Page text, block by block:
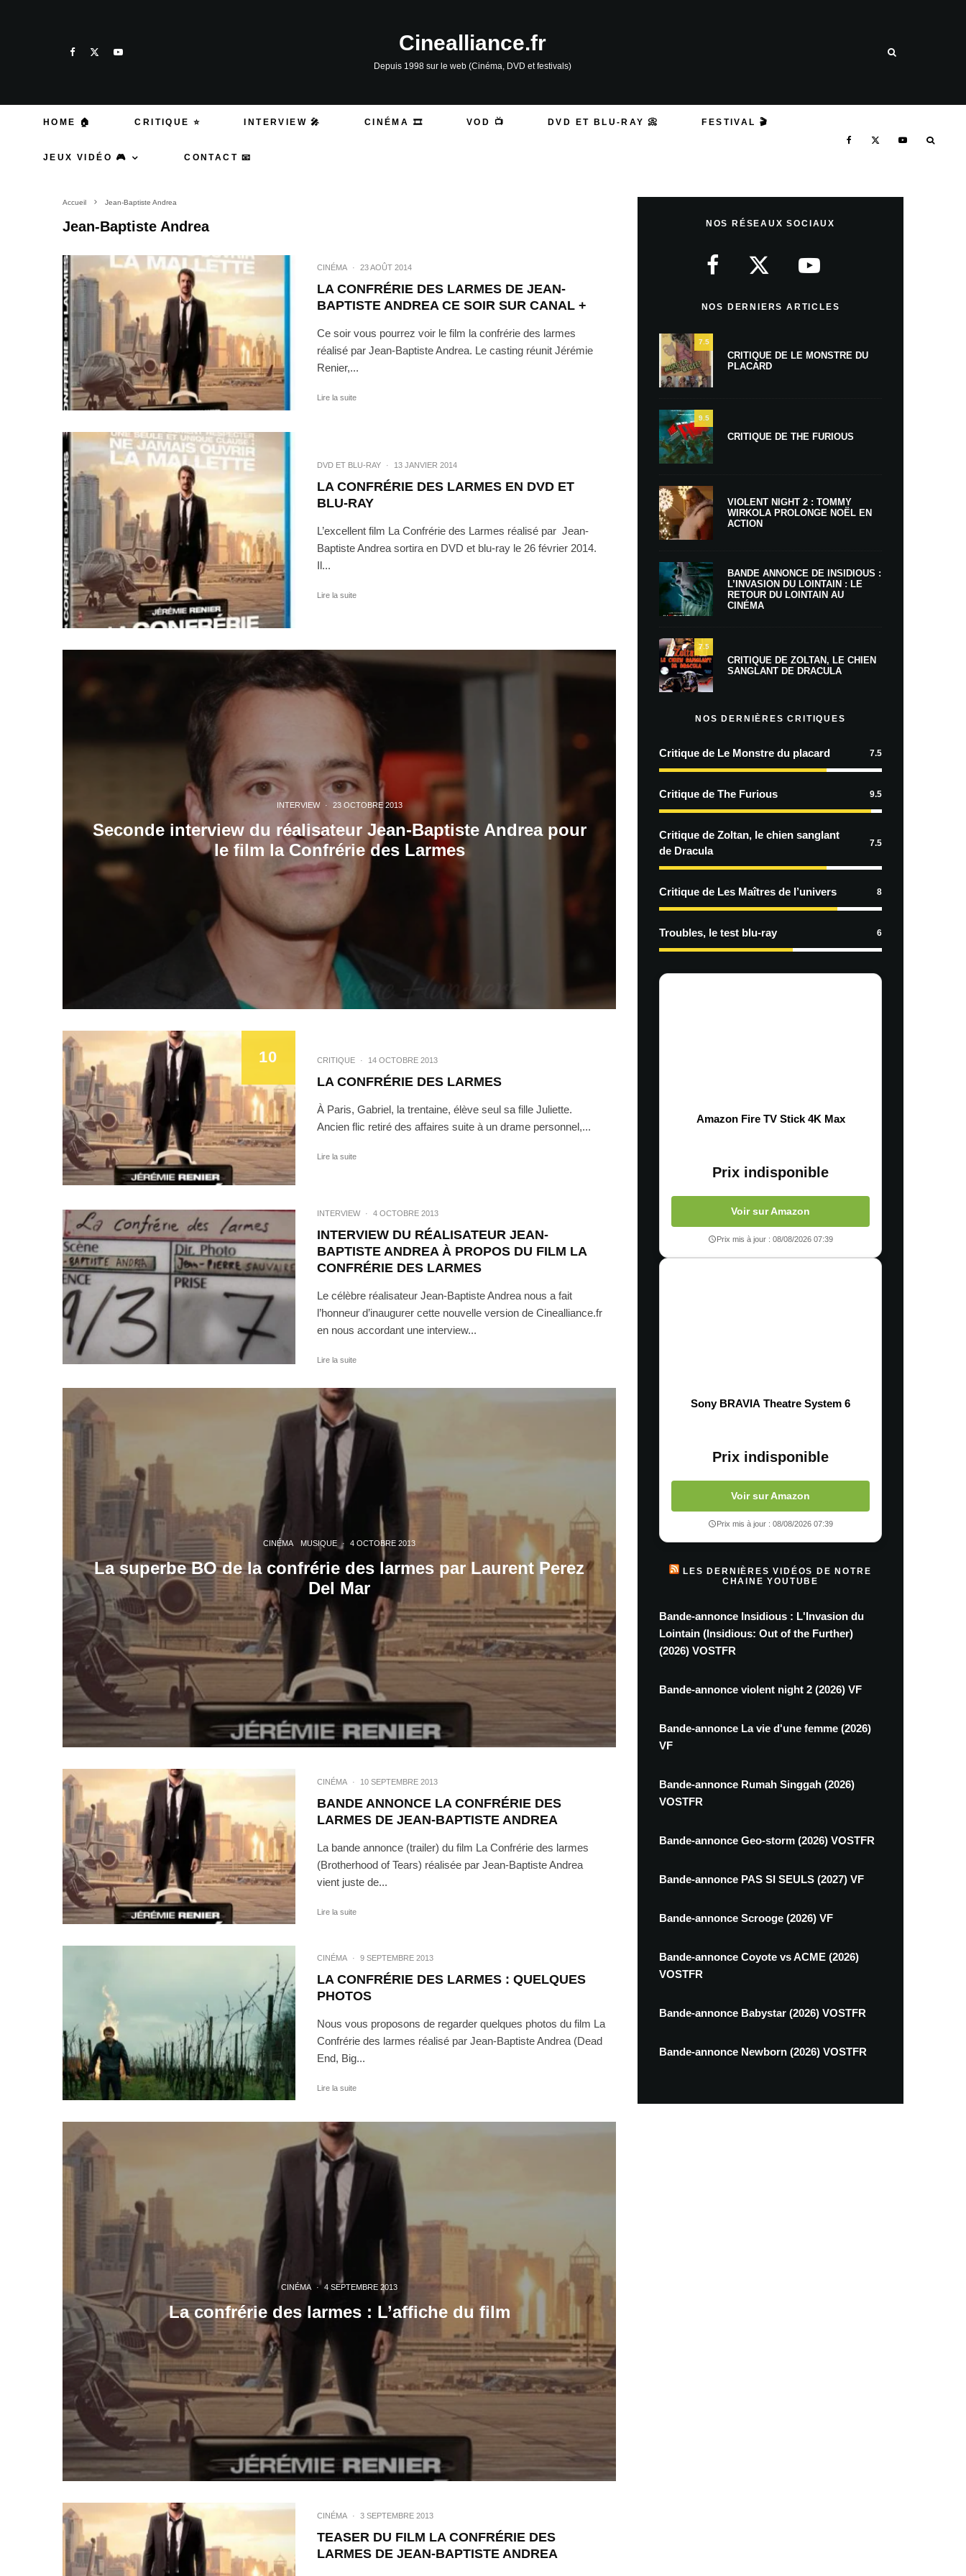
Cinealliance.fr
Depuis 1998 sur le web (Cinéma, DVD et festivals)
HOME 🏠 CRITIQUE ⭐ INTERVIEW 🎤 CINÉMA 🎞️ VOD 📺 DVD ET BLU-RAY 📀 FESTIVAL 🎬
JEUX VIDÉO 🎮 CONTACT 📧
Accueil Jean-Baptiste Andrea
Jean-Baptiste Andrea
CINÉMA · 23 AOÛT 2014
LA CONFRÉRIE DES LARMES DE JEAN-
BAPTISTE ANDREA CE SOIR SUR CANAL +
Ce soir vous pourrez voir le film la confrérie des larmes
réalisé par Jean-Baptiste Andrea. Le casting réunit Jérémie
Renier,...
Lire la suite
DVD ET BLU-RAY · 13 JANVIER 2014
LA CONFRÉRIE DES LARMES EN DVD ET
BLU-RAY
L’excellent film La Confrérie des Larmes réalisé par Jean-
Baptiste Andrea sortira en DVD et blu-ray le 26 février 2014.
Il...
Lire la suite
INTERVIEW · 23 OCTOBRE 2013
Seconde interview du réalisateur Jean-Baptiste Andrea pour
le film la Confrérie des Larmes
10 CRITIQUE · 14 OCTOBRE 2013
LA CONFRÉRIE DES LARMES
À Paris, Gabriel, la trentaine, élève seul sa fille Juliette.
Ancien flic retiré des affaires suite à un drame personnel,...
Lire la suite
INTERVIEW · 4 OCTOBRE 2013
INTERVIEW DU RÉALISATEUR JEAN-
BAPTISTE ANDREA À PROPOS DU FILM LA
CONFRÉRIE DES LARMES
Le célèbre réalisateur Jean-Baptiste Andrea nous a fait
l’honneur d’inaugurer cette nouvelle version de Cinealliance.fr
en nous accordant une interview...
Lire la suite
CINÉMA MUSIQUE · 4 OCTOBRE 2013
La superbe BO de la confrérie des larmes par Laurent Perez
Del Mar
CINÉMA · 10 SEPTEMBRE 2013
BANDE ANNONCE LA CONFRÉRIE DES
LARMES DE JEAN-BAPTISTE ANDREA
La bande annonce (trailer) du film La Confrérie des larmes
(Brotherhood of Tears) réalisée par Jean-Baptiste Andrea
vient juste de...
Lire la suite
CINÉMA · 9 SEPTEMBRE 2013
LA CONFRÉRIE DES LARMES : QUELQUES
PHOTOS
Nous vous proposons de regarder quelques photos du film La
Confrérie des larmes réalisé par Jean-Baptiste Andrea (Dead
End, Big...
Lire la suite
CINÉMA · 4 SEPTEMBRE 2013
La confrérie des larmes : L’affiche du film
CINÉMA · 3 SEPTEMBRE 2013
TEASER DU FILM LA CONFRÉRIE DES
LARMES DE JEAN-BAPTISTE ANDREA
NOS RÉSEAUX SOCIAUX
NOS DERNIERS ARTICLES
7.5
CRITIQUE DE LE MONSTRE DU
PLACARD
9.5
CRITIQUE DE THE FURIOUS
VIOLENT NIGHT 2 : TOMMY
WIRKOLA PROLONGE NOËL EN
ACTION
BANDE ANNONCE DE INSIDIOUS :
L’INVASION DU LOINTAIN : LE
RETOUR DU LOINTAIN AU
CINÉMA
7.5
CRITIQUE DE ZOLTAN, LE CHIEN
SANGLANT DE DRACULA
NOS DERNIÈRES CRITIQUES
Critique de Le Monstre du placard 7.5
Critique de The Furious 9.5
Critique de Zoltan, le chien sanglant
de Dracula
7.5
Critique de Les Maîtres de l’univers 8
Troubles, le test blu-ray 6
Amazon Fire TV Stick 4K Max
Prix indisponible
Voir sur Amazon
Prix mis à jour : 08/08/2026 07:39
Sony BRAVIA Theatre System 6
Prix indisponible
Voir sur Amazon
Prix mis à jour : 08/08/2026 07:39
LES DERNIÈRES VIDÉOS DE NOTRE
CHAINE YOUTUBE
Bande-annonce Insidious : L'Invasion du
Lointain (Insidious: Out of the Further)
(2026) VOSTFR
Bande-annonce violent night 2 (2026) VF
Bande-annonce La vie d'une femme (2026)
VF
Bande-annonce Rumah Singgah (2026)
VOSTFR
Bande-annonce Geo-storm (2026) VOSTFR
Bande-annonce PAS SI SEULS (2027) VF
Bande-annonce Scrooge (2026) VF
Bande-annonce Coyote vs ACME (2026)
VOSTFR
Bande-annonce Babystar (2026) VOSTFR
Bande-annonce Newborn (2026) VOSTFR